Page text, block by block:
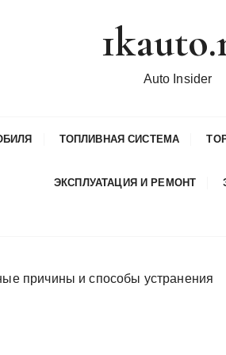
Auto Insider
ТОПЛИВНАЯ СИСТЕМА
ЭКСПЛУАТАЦИЯ И РЕМОНТ
причины и способы устранения